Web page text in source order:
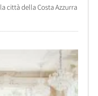
città della Costa Azzurra